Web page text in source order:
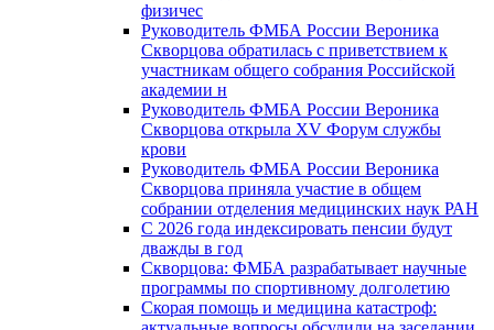
физичес
Руководитель ФМБА России Вероника
Скворцова обратилась с приветствием к
участникам общего собрания Российской
академии н
Руководитель ФМБА России Вероника
Скворцова открыла XV Форум службы
крови
Руководитель ФМБА России Вероника
Скворцова приняла участие в общем
собрании отделения медицинских наук РАН
С 2026 года индексировать пенсии будут
дважды в год
Скворцова: ФМБА разрабатывает научные
программы по спортивному долголетию
Скорая помощь и медицина катастроф: